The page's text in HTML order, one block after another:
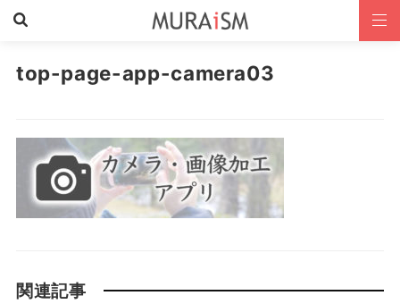
top-page-app-camera03
関連記事